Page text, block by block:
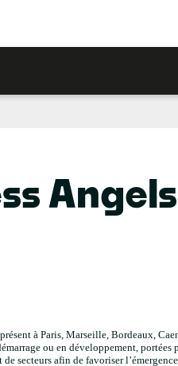
Angels
à Paris, Marseille, Bordeaux,
ou en développement, portées
secteurs afin de favoriser